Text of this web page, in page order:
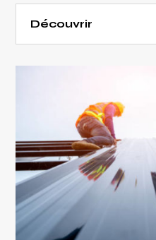
Découvrir